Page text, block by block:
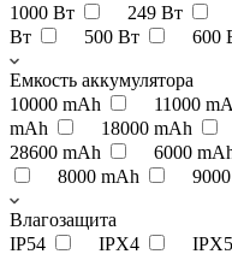
1000 Вт
249 Вт
Вт
500 Вт 600
Емкость аккумулятора
10000 mAh
11000
mAh
18000 mAh
28600 mAh
6000
8000 mAh
Влагозащита
IP54
IPX4 IPX5